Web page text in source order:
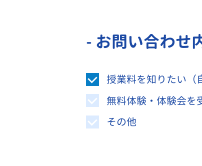
- お問い合わせ
授業料を知りたい（
無料体験・体験会を
その他